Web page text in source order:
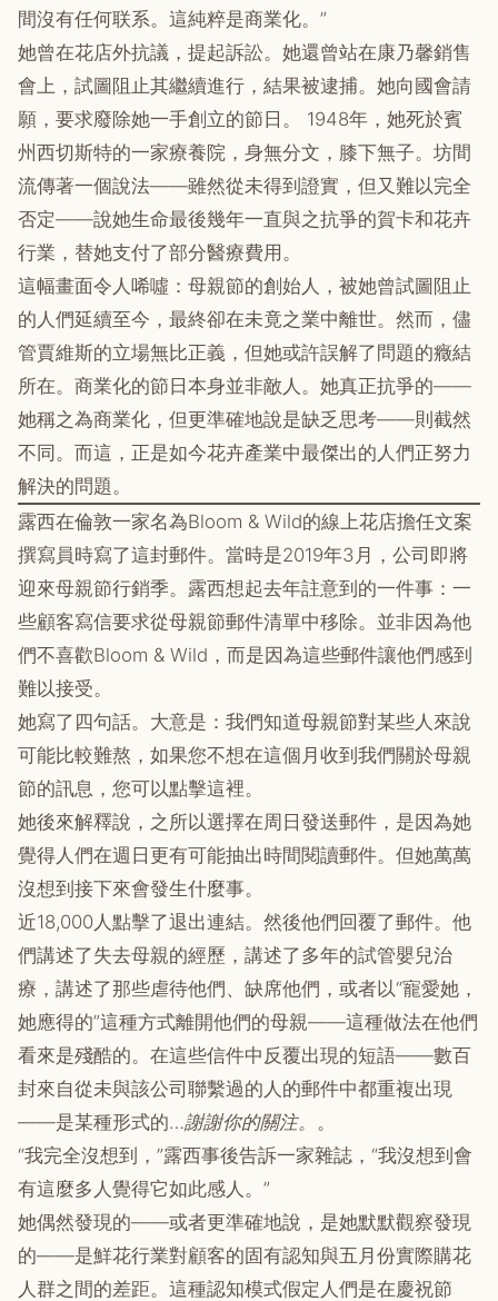
間沒有任何联系。這純粹是商業化。”
她曾在花店外抗議，提起訴訟。她還曾站在康乃馨銷售
會上，試圖阻止其繼續進行，結果被逮捕。她向國會請
願，要求廢除她一手創立的節日。 1948年，她死於賓
州西切斯特的一家療養院，身無分文，膝下無子。坊間
流傳著一個說法——雖然從未得到證實，但又難以完全
否定——說她生命最後幾年一直與之抗爭的賀卡和花卉
行業，替她支付了部分醫療費用。
這幅畫面令人唏噓：母親節的創始人，被她曾試圖阻止
的人們延續至今，最終卻在未竟之業中離世。然而，儘
管賈維斯的立場無比正義，但她或許誤解了問題的癥結
所在。商業化的節日本身並非敵人。她真正抗爭的——
她稱之為商業化，但更準確地說是缺乏思考——則截然
不同。而這，正是如今花卉產業中最傑出的人們正努力
解決的問題。
露西在倫敦一家名為Bloom & Wild的線上花店擔任文案
撰寫員時寫了這封郵件。當時是2019年3月，公司即將
迎來母親節行銷季。露西想起去年註意到的一件事：一
些顧客寫信要求從母親節郵件清單中移除。並非因為他
們不喜歡Bloom & Wild，而是因為這些郵件讓他們感到
難以接受。
她寫了四句話。大意是：我們知道母親節對某些人來說
可能比較難熬，如果您不想在這個月收到我們關於母親
節的訊息，您可以點擊這裡。
她後來解釋說，之所以選擇在周日發送郵件，是因為她
覺得人們在週日更有可能抽出時間閱讀郵件。但她萬萬
沒想到接下來會發生什麼事。
近18,000人點擊了退出連結。然後他們回覆了郵件。他
們講述了失去母親的經歷，講述了多年的試管嬰兒治
療，講述了那些虐待他們、缺席他們，或者以“寵愛她，
她應得的”這種方式離開他們的母親——這種做法在他們
看來是殘酷的。在這些信件中反覆出現的短語——數百
封來自從未與該公司聯繫過的人的郵件中都重複出現
——是某種形式的…謝謝你的關注。 。
“我完全沒想到，”露西事後告訴一家雜誌，“我沒想到會
有這麼多人覺得它如此感人。”
她偶然發現的——或者更準確地說，是她默默觀察發現
的——是鮮花行業對顧客的固有認知與五月份實際購花
人群之間的差距。這種認知模式假定人們是在慶祝節